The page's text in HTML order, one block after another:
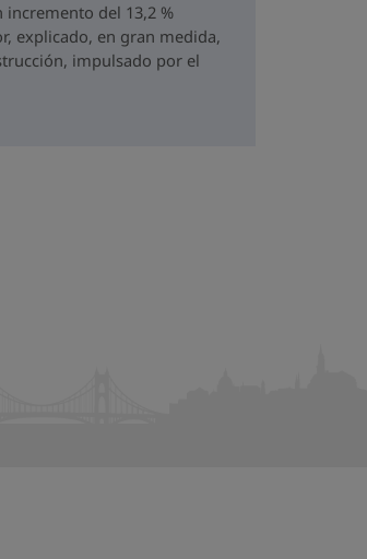
del 13,2 %
explicado, en gran medida,
impulsado por el